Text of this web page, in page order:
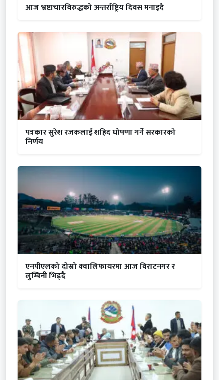
आज भ्रष्टाचारविरुद्धको अन्तर्राष्ट्रिय दिवस मनाइदै
पत्रकार सुरेश रजकलाई शहिद घोषणा गर्ने सरकारको
निर्णय
एनपीएलको दोस्रो क्वालिफायरमा आज विराटनगर र
लुम्बिनी भिड्दै